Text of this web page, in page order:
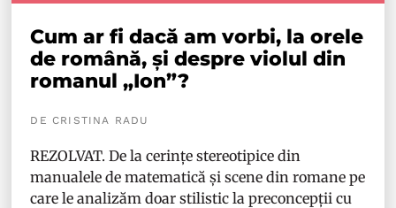
Cum ar fi dacă am vorbi, la orele
de română, și despre violul din
romanul „Ion”?
DE CRISTINA RADU
REZOLVAT. De la cerințe stereotipice din
manualele de matematică și scene din romane pe
care le analizăm doar stilistic la preconcepții cu